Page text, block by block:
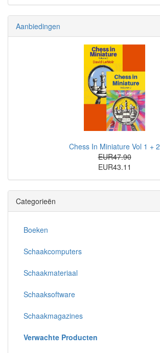
Aanbiedingen
Chess In Miniature Vol 1 + 2
EUR47.90
EUR43.11
Categorieën
Boeken
Schaakcomputers
Schaakmateriaal
Schaaksoftware
Schaakmagazines
Verwachte Producten